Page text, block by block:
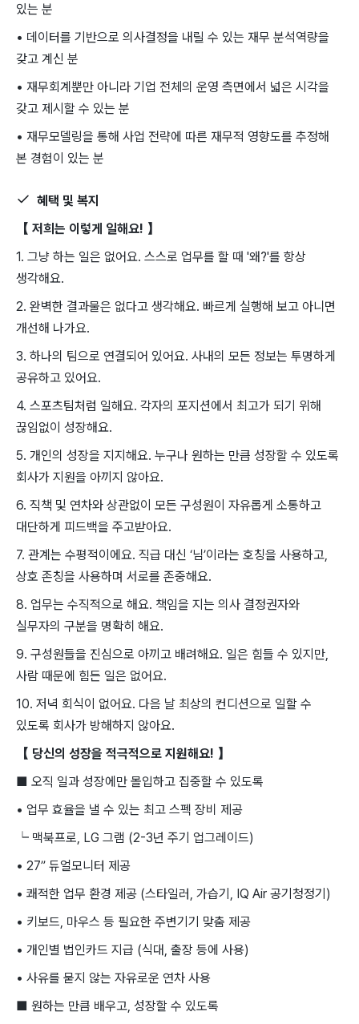
있는 분
• 데이터를 기반으로 의사결정을 내릴 수 있는 재무 분석역량을
갖고 계신 분
• 재무회계뿐만 아니라 기업 전체의 운영 측면에서 넓은 시각을
갖고 제시할 수 있는 분
• 재무모델링을 통해 사업 전략에 따른 재무적 영향도를 추정해
본 경험이 있는 분
혜택 및 복지
【 저희는 이렇게 일해요! 】
1. 그냥 하는 일은 없어요. 스스로 업무를 할 때 '왜?'를 항상
생각해요.
2. 완벽한 결과물은 없다고 생각해요. 빠르게 실행해 보고 아니면
개선해 나가요.
3. 하나의 팀으로 연결되어 있어요. 사내의 모든 정보는 투명하게
공유하고 있어요.
4. 스포츠팀처럼 일해요. 각자의 포지션에서 최고가 되기 위해
끊임없이 성장해요.
5. 개인의 성장을 지지해요. 누구나 원하는 만큼 성장할 수 있도록
회사가 지원을 아끼지 않아요.
6. 직책 및 연차와 상관없이 모든 구성원이 자유롭게 소통하고
대단하게 피드백을 주고받아요.
7. 관계는 수평적이에요. 직급 대신 ‘님’이라는 호칭을 사용하고,
상호 존칭을 사용하며 서로를 존중해요.
8. 업무는 수직적으로 해요. 책임을 지는 의사 결정권자와
실무자의 구분을 명확히 해요.
9. 구성원들을 진심으로 아끼고 배려해요. 일은 힘들 수 있지만,
사람 때문에 힘든 일은 없어요.
10. 저녁 회식이 없어요. 다음 날 최상의 컨디션으로 일할 수
있도록 회사가 방해하지 않아요.
【 당신의 성장을 적극적으로 지원해요! 】
■ 오직 일과 성장에만 몰입하고 집중할 수 있도록
• 업무 효율을 낼 수 있는 최고 스펙 장비 제공
┕ 맥북프로, LG 그램 (2-3년 주기 업그레이드)
• 27” 듀얼모니터 제공
• 쾌적한 업무 환경 제공 (스타일러, 가습기, IQ Air 공기청정기)
• 키보드, 마우스 등 필요한 주변기기 맞춤 제공
• 개인별 법인카드 지급 (식대, 출장 등에 사용)
• 사유를 묻지 않는 자유로운 연차 사용
■ 원하는 만큼 배우고, 성장할 수 있도록